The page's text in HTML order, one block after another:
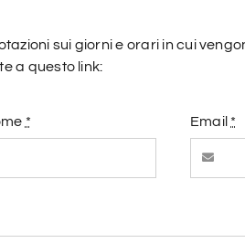
sui giorni e orari in cui
a questo link:
* Email *